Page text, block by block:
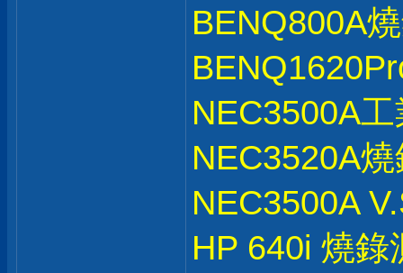
BENQ800A
NEC3500A
NEC3520A
NEC3500A
HP 640i 燒錄